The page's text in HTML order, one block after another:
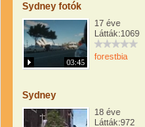
Sydney fotók
03:45
17 éve
Látták:1069
forestbia
Sydney
18 éve
Látták:972